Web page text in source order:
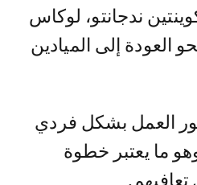
ندجانتو، لوكاس
العودة إلى الميادين
العمل بشكل فردي
ما يعتبر خطوة